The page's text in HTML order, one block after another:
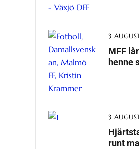
3
MFF
henne
3
runt